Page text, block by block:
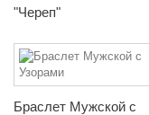
"Череп"
Браслет Мужской с